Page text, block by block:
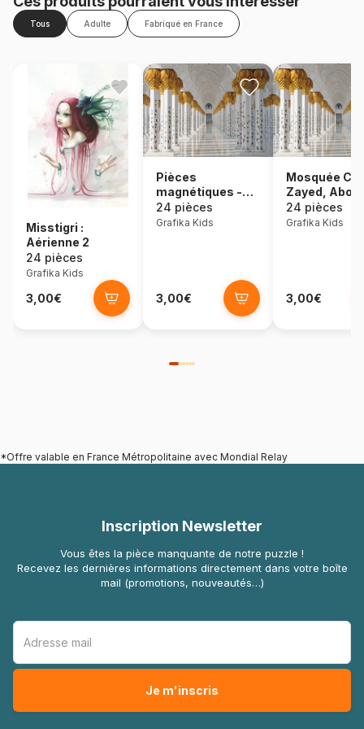
Tous Adulte Fabriqué en France
Misstigri :
Aérienne 2
24 pièces
Grafika Kids
3,00€
Pièces
magnétiques -
Mosquée Cheikh
Zayed, Abou
24 pièces
Grafika Kids
3,00€
Mosquée
Zayed, Abou
Dabi,
Arabes Unis
24 pièces
Grafika Kids
3,00€
*Offre valable en France Métropolitaine avec Mondial Relay
Inscription Newsletter
Vous êtes la pièce manquante de notre puzzle !
Recevez les dernières informations directement dans votre boîte
mail (promotions, nouveautés…)